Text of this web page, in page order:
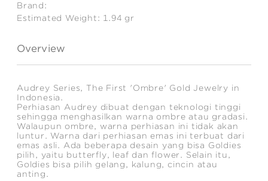
Brand:
Estimated Weight: 1.94 gr
Overview
Audrey Series, The First 'Ombre' Gold Jewelry in
Indonesia.
Perhiasan Audrey dibuat dengan teknologi tinggi
sehingga menghasilkan warna ombre atau gradasi.
Walaupun ombre, warna perhiasan ini tidak akan
luntur. Warna dari perhiasan emas ini terbuat dari
emas asli. Ada beberapa desain yang bisa Goldies
pilih, yaitu butterfly, leaf dan flower. Selain itu,
Goldies bisa pilih gelang, kalung, cincin atau
anting.